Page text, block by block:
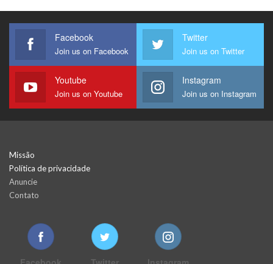
Facebook
Join us on Facebook
Twitter
Join us on Twitter
Youtube
Join us on Youtube
Instagram
Join us on Instagram
Missão
Política de privacidade
Anuncie
Contato